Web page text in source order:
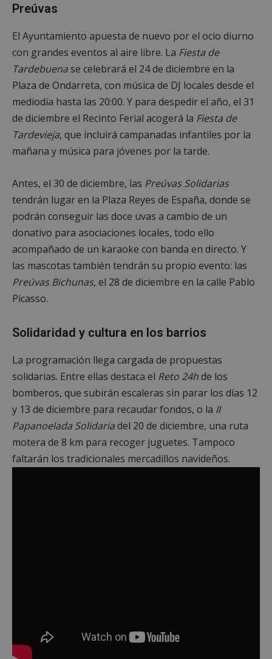
Preúvas
El Ayuntamiento apuesta de nuevo por el ocio diurno
con grandes eventos al aire libre. La Fiesta de
Tardebuenase celebrará el 24 de diciembre en la
Plaza de Ondarreta, con música de DJ locales desde el
mediodía hasta las 20:00. Y para despedir el año, el 31
de diciembre el Recinto Ferial acogerá la Fiesta de
Tardevieja, que incluirá campanadas infantiles por la
mañana y música para jóvenes por la tarde.
Antes, el 30 de diciembre, las Preúvas Solidarias
tendrán lugar en la Plaza Reyes de España, donde se
podrán conseguir las doce uvas a cambio de un
donativo para asociaciones locales, todo ello
acompañado de un karaoke con banda en directo. Y
las mascotas también tendrán su propio evento: las
Preúvas Bichunas, el 28 de diciembre en la calle Pablo
Picasso.
Solidaridad y cultura en los barrios
La programación llega cargada de propuestas
solidarias. Entre ellas destaca el Reto 24hde los
bomberos, que subirán escaleras sin parar los días 12
y 13 de diciembre para recaudar fondos, o la II
Papanoelada Solidariadel 20 de diciembre, una ruta
motera de 8 km para recoger juguetes. Tampoco
faltarán los tradicionales mercadillos navideños.